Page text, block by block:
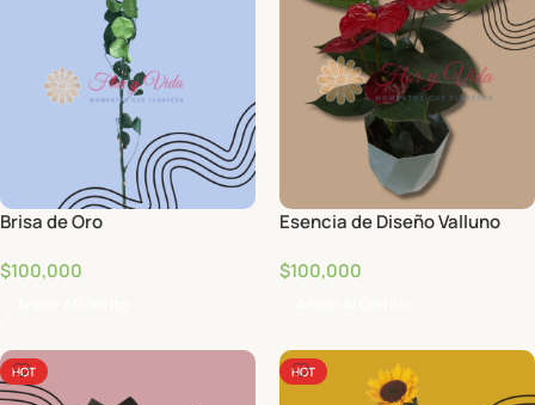
Brisa de Oro
$100,000
Esencia de Diseño Valluno
$100,000
HOT HOT